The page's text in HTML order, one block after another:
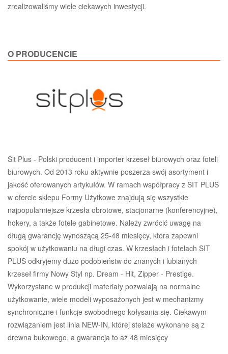
zrealizowaliśmy wiele ciekawych inwestycji.
O PRODUCENCIE
Sit Plus - Polski producent i importer krzeseł biurowych oraz foteli
biurowych. Od 2013 roku aktywnie poszerza swój asortyment i
jakość oferowanych artykułów. W ramach współpracy z SIT PLUS
w ofercie sklepu Formy Użytkowe znajdują się wszystkie
najpopularniejsze krzesła obrotowe, stacjonarne (konferencyjne),
hokery, a także fotele gabinetowe. Należy zwrócić uwagę na
długą gwarancję wynoszącą 25-48 miesięcy, która zapewni
spokój w użytkowaniu na długi czas. W krzesłach i fotelach SIT
PLUS odkryjemy dużo podobieństw do znanych i lubianych
krzeseł firmy Nowy Styl np. Dream - Hit, Zipper - Prestige.
Wykorzystane w produkcji materiały pozwalają na normalne
użytkowanie, wiele modeli wyposażonych jest w mechanizmy
synchroniczne i funkcje swobodnego kołysania się. Ciekawym
rozwiązaniem jest linia NEW-IN, której stelaże wykonane są z
drewna bukowego, a gwarancja to aż 48 miesięcy